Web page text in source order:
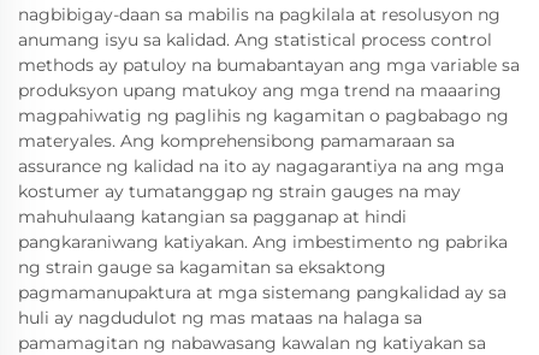
nagbibigay-daan sa mabilis na pagkilala at resolusyon ng
anumang isyu sa kalidad. Ang statistical process control
methods ay patuloy na bumabantayan ang mga variable sa
produksyon upang matukoy ang mga trend na maaaring
magpahiwatig ng paglihis ng kagamitan o pagbabago ng
materyales. Ang komprehensibong pamamaraan sa
assurance ng kalidad na ito ay nagagarantiya na ang mga
kostumer ay tumatanggap ng strain gauges na may
mahuhulaang katangian sa pagganap at hindi
pangkaraniwang katiyakan. Ang imbestimento ng pabrika
ng strain gauge sa kagamitan sa eksaktong
pagmamanupaktura at mga sistemang pangkalidad ay sa
huli ay nagdudulot ng mas mataas na halaga sa
pamamagitan ng nabawasang kawalan ng katiyakan sa